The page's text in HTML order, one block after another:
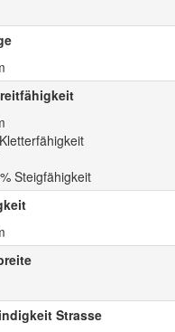
Steigfähigkeit
Strasse